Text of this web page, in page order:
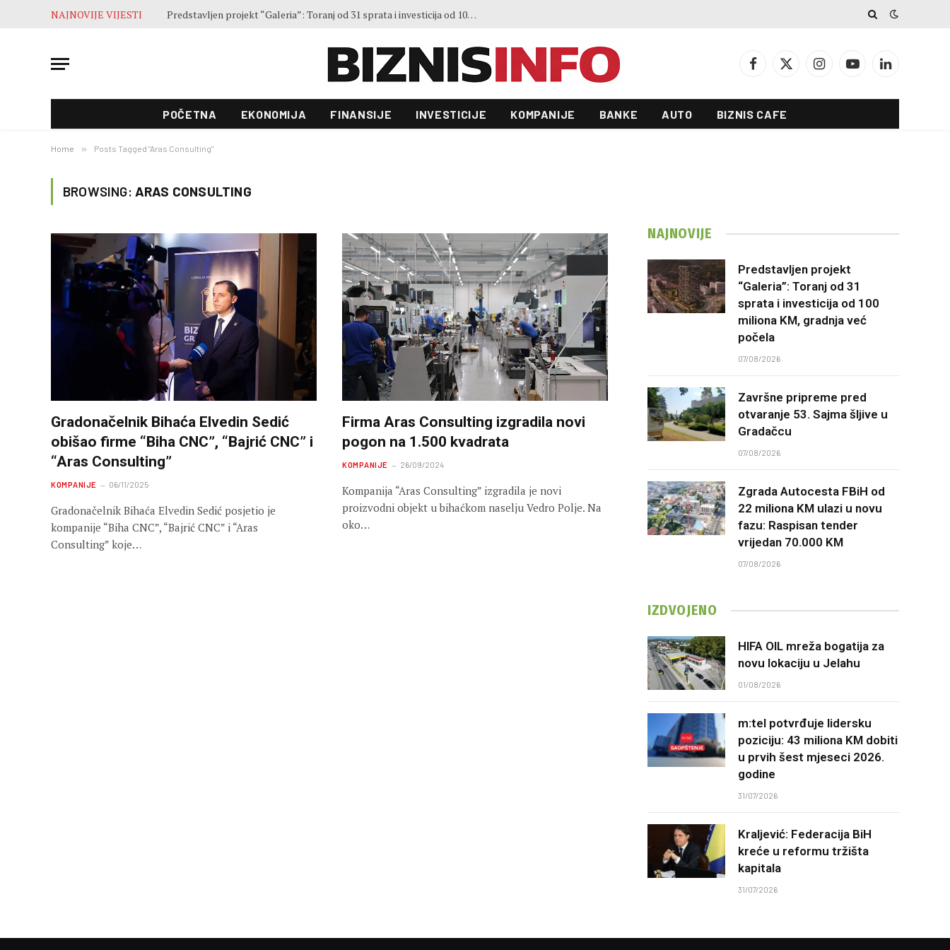
NAJNOVIJE VIJESTI Predstavljen projekt “Galeria”: Toranj od 31 sprata i investicija od 100 miliona KM, gradnja već počela
Facebook
X
InstagramYouTubeLinkedIn
POČETNA EKONOMIJA FINANSIJE INVESTICIJE KOMPANIJE BANKE AUTO BIZNIS CAFE
Home » Posts Tagged "Aras Consulting"
BROWSING: ARAS CONSULTING
Gradonačelnik Bihaća Elvedin Sedić
obišao firme “Biha CNC”, “Bajrić CNC” i
“Aras Consulting”
KOMPANIJE 06/11/2025
Gradonačelnik Bihaća Elvedin Sedić posjetio je
kompanije “Biha CNC”, “Bajrić CNC” i “Aras
Consulting” koje…
Firma Aras Consulting izgradila novi
pogon na 1.500 kvadrata
KOMPANIJE 26/09/2024
Kompanija “Aras Consulting” izgradila je novi
proizvodni objekt u bihaćkom naselju Vedro Polje. Na
oko…
NAJNOVIJE
Predstavljen projekt
“Galeria”: Toranj od 31
sprata i investicija od 100
miliona KM, gradnja već
počela
07/08/2026
Završne pripreme pred
otvaranje 53. Sajma šljive u
Gradačcu
07/08/2026
Zgrada Autocesta FBiH od
22 miliona KM ulazi u novu
fazu: Raspisan tender
vrijedan 70.000 KM
07/08/2026
IZDVOJENO
HIFA OIL mreža bogatija za
novu lokaciju u Jelahu
01/08/2026
m:tel potvrđuje lidersku
poziciju: 43 miliona KM dobiti
u prvih šest mjeseci 2026.
godine
31/07/2026
Kraljević: Federacija BiH
kreće u reformu tržišta
kapitala
31/07/2026